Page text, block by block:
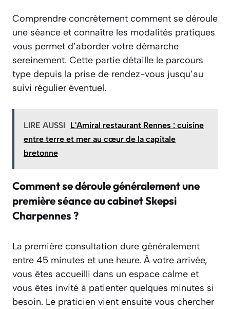
Comprendre concrètement comment se déroule
une séance et connaître les modalités pratiques
vous permet d’aborder votre démarche
sereinement. Cette partie détaille le parcours
type depuis la prise de rendez-vous jusqu’au
suivi régulier éventuel.
LIRE AUSSI
L'Amiral restaurant Rennes : cuisine
entre terre et mer au cœur de la capitale
bretonne
Comment se déroule généralement une
première séance au cabinet Skepsi
Charpennes ?
La première consultation dure généralement
entre 45 minutes et une heure. À votre arrivée,
vous êtes accueilli dans un espace calme et
vous êtes invité à patienter quelques minutes si
besoin. Le praticien vient ensuite vous chercher